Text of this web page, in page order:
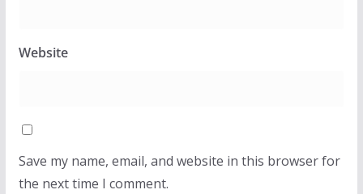
Website
Save my name, email, and website in this browser for
the next time I comment.